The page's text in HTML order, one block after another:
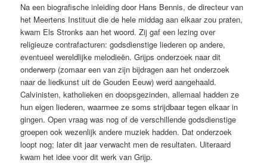
Na een biografische inleiding door Hans Bennis, de directeur van
het Meertens Instituut die de hele middag aan elkaar zou praten,
kwam Els Stronks aan het woord. Zij gaf een lezing over
religieuze contrafacturen: godsdienstige liederen op andere,
eventueel wereldlijke melodieën. Grijps onderzoek naar dit
onderwerp (zomaar een van zijn bijdragen aan het onderzoek
naar de liedkunst uit de Gouden Eeuw) werd aangehaald.
Calvinisten, katholieken en doopsgezinden, allemaal hadden ze
hun eigen liederen, waarmee ze soms strijdbaar tegen elkaar in
gingen. Open vraag was nog of de verschillende godsdienstige
groepen ook wezenlijk andere muziek hadden. Dat onderzoek
loopt nog; later dit jaar verwacht men de resultaten. Uiteraard
kwam het idee voor dit werk van Grijp.